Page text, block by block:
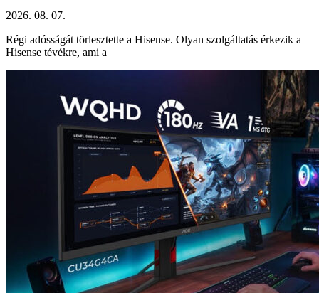
2026. 08. 07.
Régi adósságát törlesztette a Hisense. Olyan szolgáltatás érkezik a
Hisense tévékre, ami a